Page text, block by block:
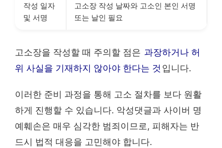
작성 일자
및 서명
고소장 작성 날짜와 고소인 본인 서명
또는 날인 필요
고소장을 작성할 때 주의할 점은 과장하거나 허
위 사실을 기재하지 않아야 한다는 것 입니다.
이러한 준비 과정을 통해 고소 절차를 보다 원활
하게 진행할 수 있습니다. 악성댓글과 사이버 명
예훼손은 매우 심각한 범죄이므로, 피해자는 반
드시 법적 대응을 고민해야 합니다.